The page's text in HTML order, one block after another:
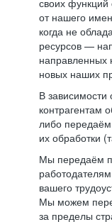
своих функций
от нашего
когда не
ресурсов —
направленных
новых наших
В
контрагентам
либо
их обработки
Мы передаём
вашего
Мы можем
за пределы